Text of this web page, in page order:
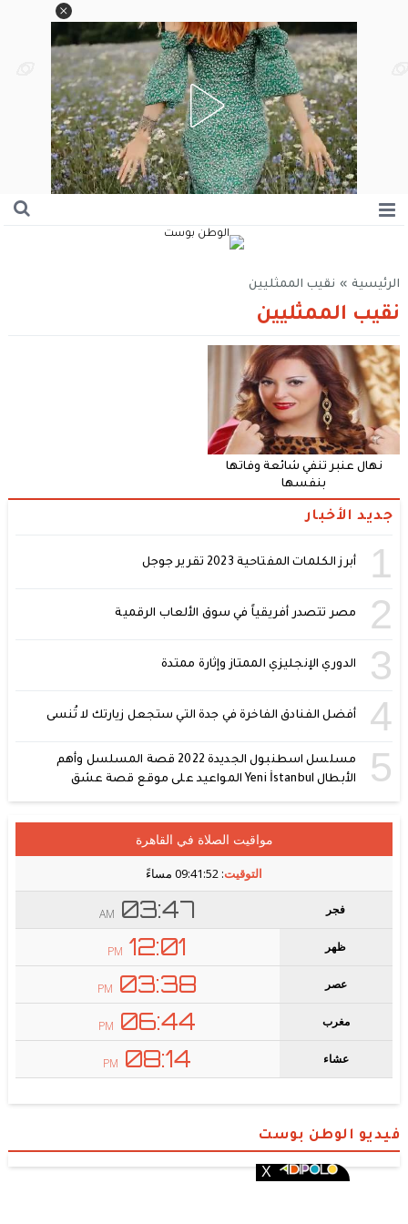
الرئيسية » نقيب الممثليين
نقيب الممثليين
نهال عنبر تنفي شائعة وفاتها
بنفسها
جديد الأخبار
1 أبرز الكلمات المفتاحية 2023 تقرير جوجل
2 مصر تتصدر أفريقياً في سوق الألعاب الرقمية
3 الدوري الإنجليزي الممتاز وإثارة ممتدة
4 أفضل الفنادق الفاخرة في جدة التي ستجعل زيارتك لا تُنسى
5
مسلسل اسطنبول الجديدة 2022 قصة المسلسل وأهم
الأبطال Yeni İstanbul المواعيد على موقع قصة عشق
فيديو الوطن بوست